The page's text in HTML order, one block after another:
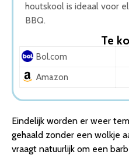
houtskool is ideaal voor
BBQ.
Te
Bol.com
Amazon
Eindelijk worden er weer
gehaald zonder een wolkje
vraagt natuurlijk om een